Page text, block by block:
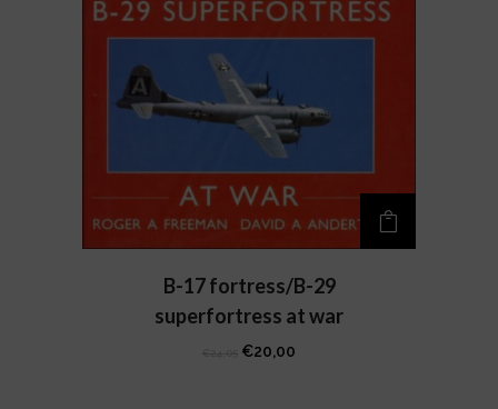
B-17 fortress/B-29
superfortress at war
€ 24,05
Il
€20,00